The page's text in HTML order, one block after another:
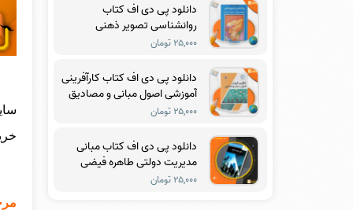
دانلود پی دی اف کتاب
روانشناسی تصویر ذهنی
ماکسول مالتز PDF
۲۵,۰۰۰ تومان
دانلود پی دی اف کتاب کارآفرینی
آموزشی اصول مبانی و مصادیق
دکتر مرتضی رضایی زاده PDF
۲۵,۰۰۰ تومان
دانلود پی دی اف کتاب مبانی
مدیریت دولتی طاهره فیضی
PDF
۲۵,۰۰۰ تومان